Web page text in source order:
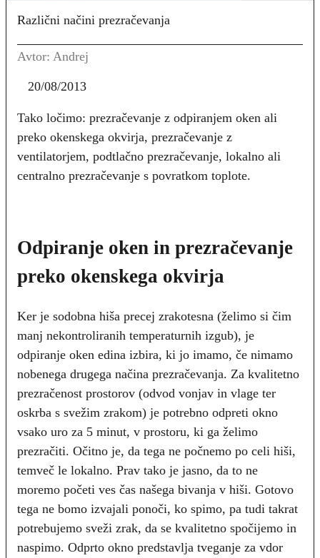
Različni načini prezračevanja
Avtor: Andrej
20/08/2013
Tako ločimo: prezračevanje z odpiranjem oken ali
preko okenskega okvirja, prezračevanje z
ventilatorjem, podtlačno prezračevanje, lokalno ali
centralno prezračevanje s povratkom toplote.
Odpiranje oken in prezračevanje
preko okenskega okvirja
Ker je sodobna hiša precej zrakotesna (želimo si čim
manj nekontroliranih temperaturnih izgub), je
odpiranje oken edina izbira, ki jo imamo, če nimamo
nobenega drugega načina prezračevanja. Za kvalitetno
prezračenost prostorov (odvod vonjav in vlage ter
oskrba s svežim zrakom) je potrebno odpreti okno
vsako uro za 5 minut, v prostoru, ki ga želimo
prezračiti. Očitno je, da tega ne počnemo po celi hiši,
temveč le lokalno. Prav tako je jasno, da to ne
moremo početi ves čas našega bivanja v hiši. Gotovo
tega ne bomo izvajali ponoči, ko spimo, pa tudi takrat
potrebujemo sveži zrak, da se kvalitetno spočijemo in
naspimo. Odprto okno predstavlja tveganje za vdor